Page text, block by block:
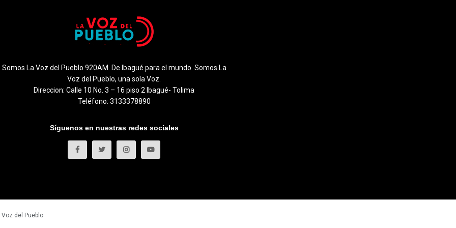
Somos La Voz del Pueblo 920AM. De Ibagué para el mundo. Somos La
Voz del Pueblo, una sola Voz.
Direccion: Calle 10 No. 3 – 16 piso 2 Ibagué- Tolima
Teléfono: 3133378890
Síguenos en nuestras redes sociales
Voz del Pueblo